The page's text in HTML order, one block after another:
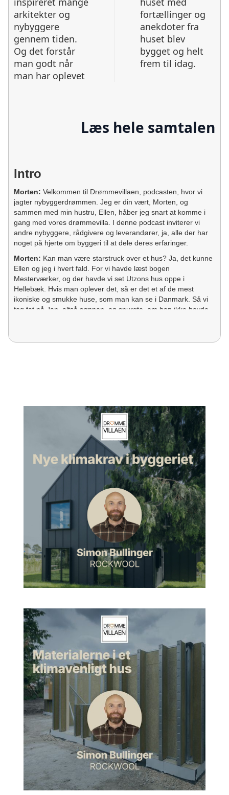
arkitekter og
nybyggere
gennem tiden.
Og det forstår
man godt når
man har oplevet
fortællinger og
anekdoter fra
huset blev
bygget og helt
frem til idag.
Læs hele samtalen
Intro
Morten: Velkommen til Drømmevillaen, podcasten, hvor vi
jagter nybyggerdrømmen. Jeg er din vært, Morten, og
sammen med min hustru, Ellen, håber jeg snart at komme i
gang med vores drømmevilla. I denne podcast inviterer vi
andre nybyggere, rådgivere og leverandører, ja, alle der har
noget på hjerte om byggeri til at dele deres erfaringer.
Morten: Kan man være starstruck over et hus? Ja, det kunne
Ellen og jeg i hvert fald. For vi havde læst bogen
Mesterværker, og der havde vi set Utzons hus oppe i
Hellebæk. Hvis man oplever det, så er det et af de mest
ikoniske og smukke huse, som man kan se i Danmark. Så vi
tog fat på Jan, altså sønnen, og spurgte, om han ikke havde
også en tur op og opleve huset. Og det er det, hele den her
ved det, men du er faktisk lidt årsagen til, at Ellen og jeg er
årsagen til, at vi startede Drømmevillaen-projektet her og
podcasten, fordi vi blev jo så stort inspireret af det hus, som
du bor i, og som vi kommer til at snakke om her. Så tak for
invitationen for nogle uger siden, hvor vi var oppe at se det.
Det var virkelig spændende.
Det glæder jeg mig, at I fik noget godt ud af det.
Ja, det gjorde vi i hvert fald. Kunne du ikke tænke dig
at fortælle lidt om, hvem er du, Jan?
Husets begyndelse i Hellebæk
Jo, mine forældre var i USA og Mexico i 1949, lige efter
krigen, og blev meget inspireret af det, der foregik derovre.
Da de kom hjem, så var de helt enige om, de skulle bygge
deres eget hus, og det skulle være nu. Så de fór rundt i
Hellebæk-området, og sikkert også andre områder. Men der
fandt de i hvert fald en grund, som ligger lige op til skoven. Og
nybyggere, vi er ude på landet. Fordi alle andre arkitekter af
hans egen generation, de ville jo være inde i Hillerød eller i
Klampenborg eller sådan noget. Og det her, det er altså
meget længere ude på landet. Men det har jo ændret sig
siden.
Jan:I hvert fald så havde min far nogle idéer til, hvordan
huset skulle være. Og så var han samtidig udstillingsarkitekt
på Forum, og der fik han så efter udstillingen lov til at tage alle
de store plancher, som forskellige smedemestre og
murermestre havde som reklame, hvor der stod: Ring til den
og den murermester. Dem fik han malet hvide, og så stillede
han dem op på grunden som en slags 1 til 1-model af huset.
Og der skulle mine bedsteforældre, altså mine forældres
forældre, så komme dagen efter og se på det, men om natten
blæste det op. Og så om morgenen hang alle de her store
lærreder rundt omkring i træerne. Så jeg kan kun svagt huske,
jeg så det, for jeg var kun seks år dengang. Men de nåede
aldrig at se det.